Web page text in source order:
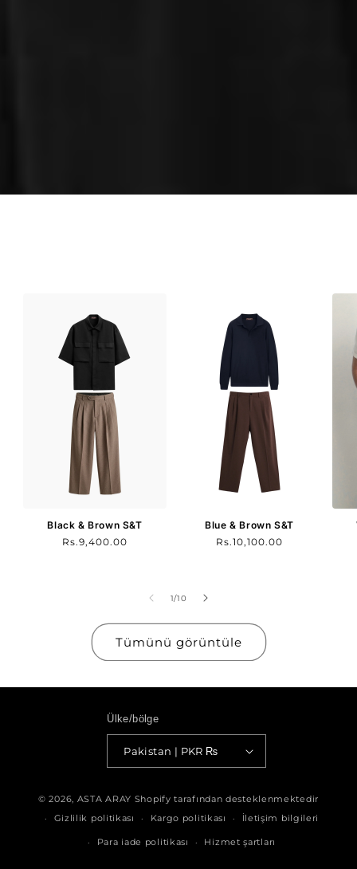
Black & Brown S&T
Normal
Rs.9,400.00
Blue & Brown S&T
Normal
Rs.10,100.00
1//10
Tümünü görüntüle
Ülke/bölge
Pakistan | PKR ₨
yöntemleri
© 2026, ASTA ARAY Shopify tarafından desteklenmektedir
Gizlilik politikası
Kargo politikası İletişim bilgileri
Para iade politikası Hizmet şartları